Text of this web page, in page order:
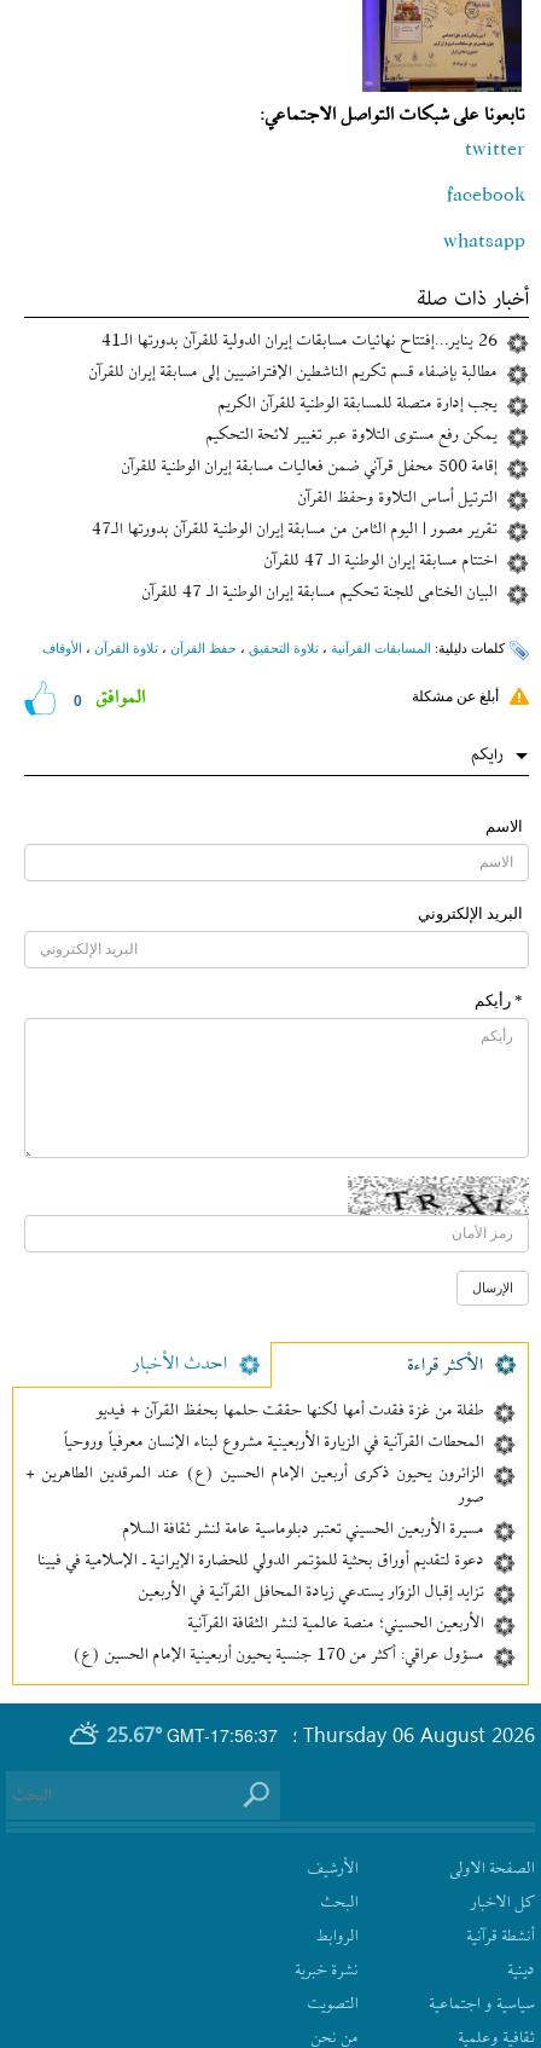
تابعونا على شبكات التواصل الاجتماعي:
twitter
facebook
whatsapp
أخبار ذات صلة
26 يناير...إفتتاح نهائيات مسابقات إیران الدولية للقرآن بدورتها الـ41
مطالبة بإضفاء قسم تكريم الناشطين الإفتراضيين إلى مسابقة إیران للقرآن
يجب إدارة متصلة للمسابقة الوطنية للقرآن الكريم
يمكن رفع مستوى التلاوة عبر تغيير لائحة التحكيم
إقامة 500 محفل قرآني ضمن فعاليات مسابقة إيران الوطنية للقرآن
الترتيل أساس التلاوة وحفظ القرآن
تقریر مصور | الیوم الثامن من مسابقة إیران الوطنية للقرآن بدورتها الـ47
اختتام مسابقة إيران الوطنية الـ 47 للقرآن
البیان الختامی للجنة تحكيم مسابقة إيران الوطنية الـ 47 للقرآن
کلمات دلیلیة: المسابقات القرآنیة ، تلاوة التحقیق ، حفظ القرآن ، تلاوة القرآن ، الأوقاف
أبلغ عن مشكلة 0 الموافق
رایکم
الاسم
البرید الإلکتروني
* رأیکم
الأکثر قراءة احدث الأخبار
طفلة من غزة فقدت أمها لكنها حققت حلمها بحفظ القرآن + فيديو
المحطات القرآنية في الزيارة الأربعينية مشروع لبناء الإنسان معرفیاً وروحياً
الزائرون يحيون ذكرى أربعين الإمام الحسين (ع) عند المرقدين الطاهرين +
صور
مسيرة الأربعين الحسيني تعتبر دبلوماسية عامة لنشر ثقافة السلام
دعوة لتقديم أوراق بحثية للمؤتمر الدولي للحضارة الإيرانية ـ الإسلامية في فيينا
تزايد إقبال الزوّار يستدعي زيادة المحافل القرآنية في الأربعين
الأربعين الحسيني؛ منصة عالمية لنشر الثقافة القرآنية
مسؤول عراقي: أكثر من 170 جنسية يحيون أربعينية الإمام الحسين (ع)
GMT-17:56:37
25.67° Thursday 06 August 2026 ؛
الصفحة الاولى
كل الاخبار
أنشطة قرآنیة
دينية
سیاسیة و اجتماعیة
ثقافیة وعلمیة
الأرشیف
البحث
الروابط
نشرة‌ خبریة
التصويت
من نحن